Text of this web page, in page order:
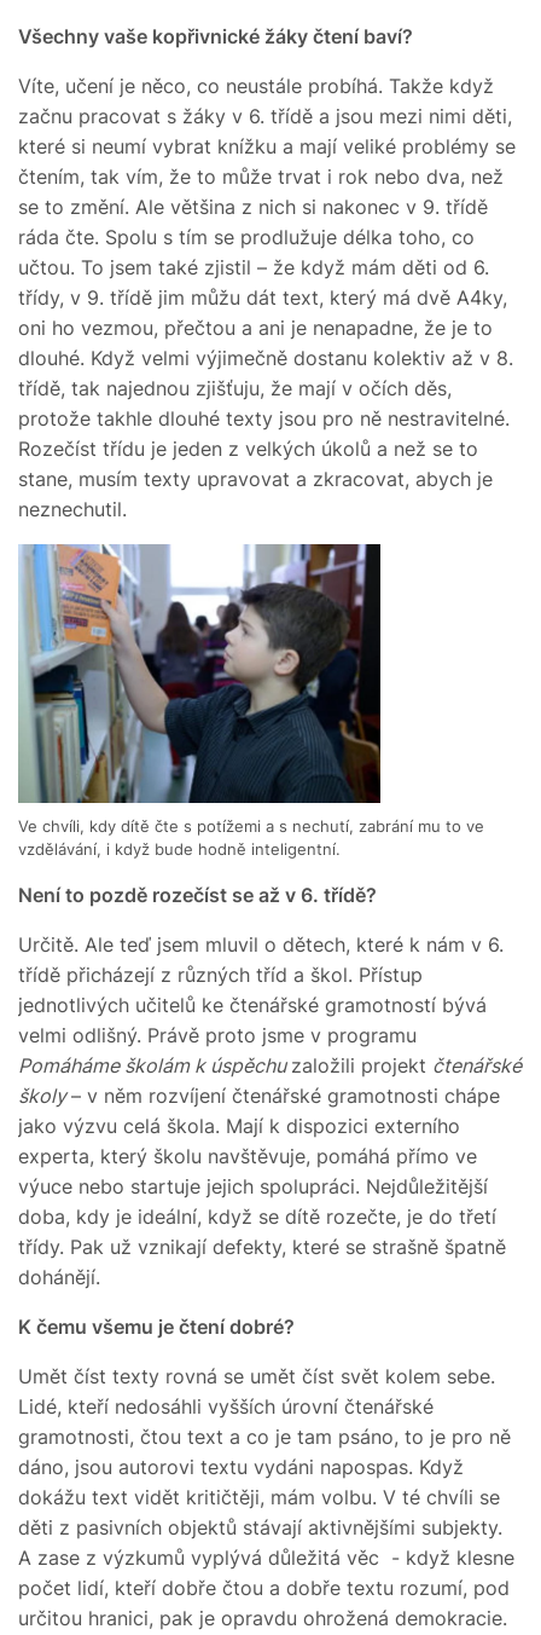
Všechny vaše kopřivnické žáky čtení baví?
Víte, učení je něco, co neustále probíhá. Takže když
začnu pracovat s žáky v 6. třídě a jsou mezi nimi děti,
které si neumí vybrat knížku a mají veliké problémy se
čtením, tak vím, že to může trvat i rok nebo dva, než
se to změní. Ale většina z nich si nakonec v 9. třídě
ráda čte. Spolu s tím se prodlužuje délka toho, co
učtou. To jsem také zjistil – že když mám děti od 6.
třídy, v 9. třídě jim můžu dát text, který má dvě A4ky,
oni ho vezmou, přečtou a ani je nenapadne, že je to
dlouhé. Když velmi výjimečně dostanu kolektiv až v 8.
třídě, tak najednou zjišťuju, že mají v očích děs,
protože takhle dlouhé texty jsou pro ně nestravitelné.
Rozečíst třídu je jeden z velkých úkolů a než se to
stane, musím texty upravovat a zkracovat, abych je
neznechutil.
Ve chvíli, kdy dítě čte s potížemi a s nechutí, zabrání mu to ve
vzdělávání, i když bude hodně inteligentní.
Není to pozdě rozečíst se až v 6. třídě?
Určitě. Ale teď jsem mluvil o dětech, které k nám v 6.
třídě přicházejí z různých tříd a škol. Přístup
jednotlivých učitelů ke čtenářské gramotností bývá
velmi odlišný. Právě proto jsme v programu
Pomáháme školám k úspěchu založili projekt čtenářské
školy– v něm rozvíjení čtenářské gramotnosti chápe
jako výzvu celá škola. Mají k dispozici externího
experta, který školu navštěvuje, pomáhá přímo ve
výuce nebo startuje jejich spolupráci. Nejdůležitější
doba, kdy je ideální, když se dítě rozečte, je do třetí
třídy. Pak už vznikají defekty, které se strašně špatně
dohánějí.
K čemu všemu je čtení dobré?
Umět číst texty rovná se umět číst svět kolem sebe.
Lidé, kteří nedosáhli vyšších úrovní čtenářské
gramotnosti, čtou text a co je tam psáno, to je pro ně
dáno, jsou autorovi textu vydáni napospas. Když
dokážu text vidět kritičtěji, mám volbu. V té chvíli se
děti z pasivních objektů stávají aktivnějšími subjekty.
A zase z výzkumů vyplývá důležitá věc - když klesne
počet lidí, kteří dobře čtou a dobře textu rozumí, pod
určitou hranici, pak je opravdu ohrožená demokracie.